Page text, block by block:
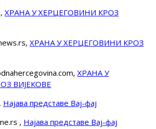
ХРАНА У ХЕРЦЕГОВИНИ КРОЗ
ХРАНА У ХЕРЦЕГОВИНИ КРОЗ
ХРАНА У
ВИЈЕКОВЕ
Најава представе Вај-фај
, Најава представе Вај-фај